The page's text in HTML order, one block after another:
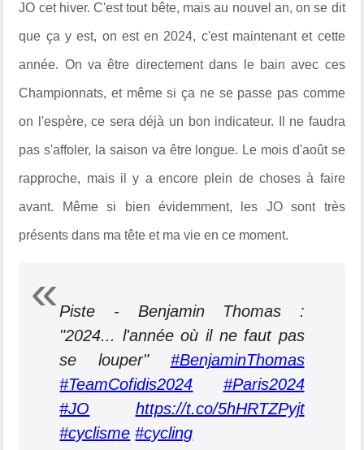
JO cet hiver. C'est tout bête, mais au nouvel an, on se dit
que ça y est, on est en 2024, c'est maintenant et cette
année. On va être directement dans le bain avec ces
Championnats, et même si ça ne se passe pas comme
on l'espère, ce sera déjà un bon indicateur. Il ne faudra
pas s'affoler, la saison va être longue. Le mois d'août se
rapproche, mais il y a encore plein de choses à faire
avant. Même si bien évidemment, les JO sont très
présents dans ma tête et ma vie en ce moment.
Piste - Benjamin Thomas :
"2024... l'année où il ne faut pas
se louper" #BenjaminThomas
#TeamCofidis2024
#Paris2024
#JO
https://t.co/5hHRTZPyjt
#cyclisme #cycling